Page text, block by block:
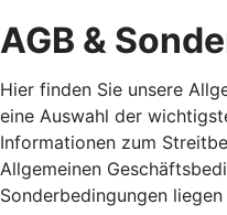
AGB &
Hier finden Sie unsere
eine Auswahl der
Informationen zum
Allgemeinen
Sonderbedingungen